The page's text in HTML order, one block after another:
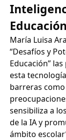
María Luisa
“Desafíos y
Educación”
esta
barreras
sensibiliza a
de la IA y
ámbito